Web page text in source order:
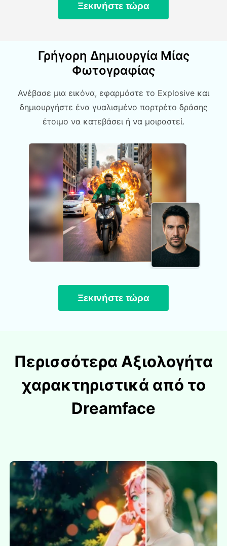
Ξεκινήστε τώρα
Γρήγορη Δημιουργία Μίας
Φωτογραφίας
Ανέβασε μια εικόνα, εφαρμόστε το Explosive και
δημιουργήστε ένα γυαλισμένο πορτρέτο δράσης
έτοιμο να κατεβάσει ή να μοιραστεί.
Ξεκινήστε τώρα
Περισσότερα Αξιολογήτα
χαρακτηριστικά από το
Dreamface